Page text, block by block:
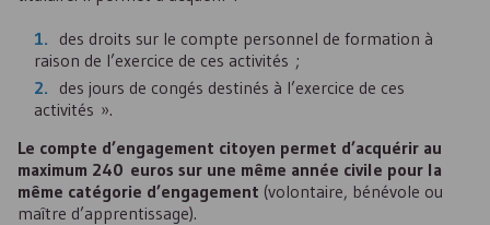
des droits sur le compte personnel de formation à
raison de l’exercice de ces activités ;
des jours de congés destinés à l’exercice de ces
activités ».
Le compte d’engagement citoyen permet d’acquérir au
maximum 240 euros sur une même année civile pour la
même catégorie d’engagement (volontaire, bénévole ou
maître d’apprentissage).